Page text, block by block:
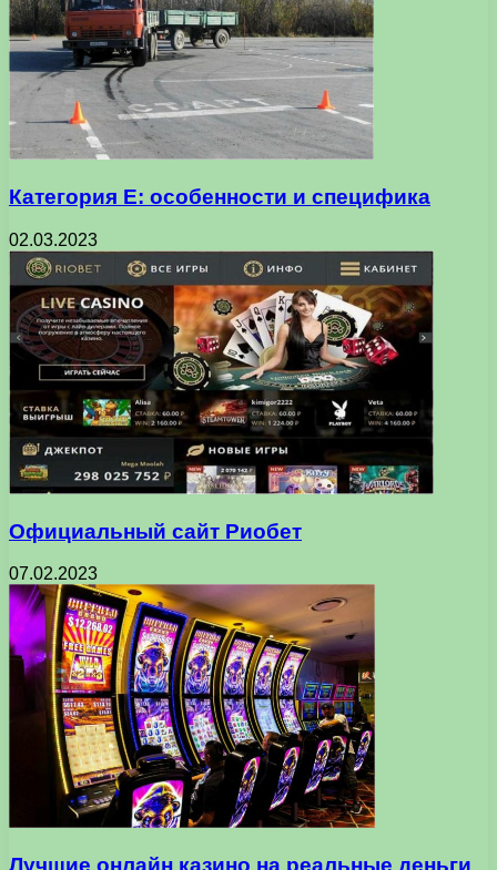
Категория Е: особенности и специфика
02.03.2023
Официальный сайт Риобет
07.02.2023
Лучшие онлайн казино на реальные деньги